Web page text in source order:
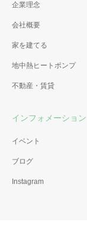
企業理念
会社概要
家を建てる
地中熱ヒートポンプ
不動産・賃貸
インフォメーション
イベント
ブログ
Instagram